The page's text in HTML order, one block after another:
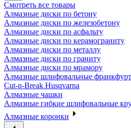
Смотреть все товары
Алмазные диски по бетону
Алмазные диски по железобетону
Алмазные диски по асфальту
Алмазные диски по керамограниту
Алмазные диски по металлу
Алмазные диски по граниту
Алмазные диски по мрамору
Алмазные шлифовальные
Cut-n-Break Husqvarna
Алмазные чашки
Алмазные гибкие шлифовальные
Алмазные коронки